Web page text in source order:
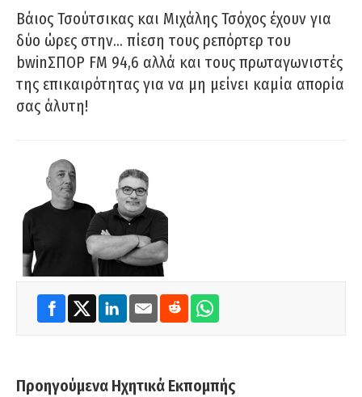
Βάιος Τσούτσικας και Μιχάλης Τσόχος έχουν για
δύο ώρες στην… πίεση τους ρεπόρτερ του
bwinΣΠΟΡ FM 94,6 αλλά και τους πρωταγωνιστές
της επικαιρότητας για να μη μείνει καμία απορία
σας άλυτη!
Προηγούμενα Ηχητικά Εκπομπής